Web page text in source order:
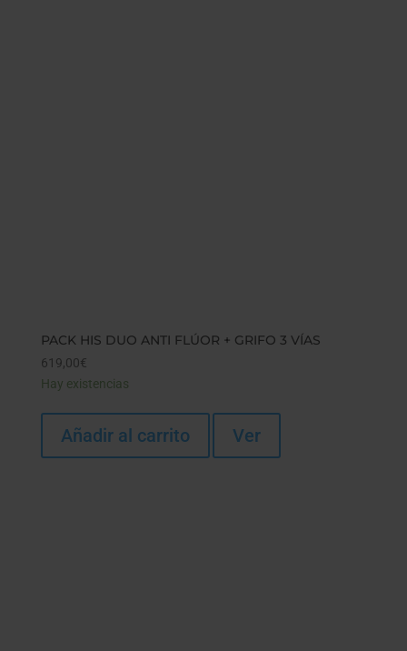
PACK HIS DUO ANTI FLÚOR + GRIFO 3 VÍAS
619,00€
Hay existencias
Añadir al carrito Ver